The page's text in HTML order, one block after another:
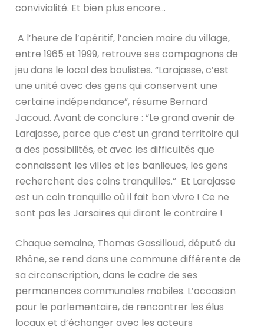
convivialité. Et bien plus encore…
A l’heure de l’apéritif, l’ancien maire du village,
entre 1965 et 1999, retrouve ses compagnons de
jeu dans le local des boulistes. “Larajasse, c’est
une unité avec des gens qui conservent une
certaine indépendance”, résume Bernard
Jacoud. Avant de conclure : “Le grand avenir de
Larajasse, parce que c’est un grand territoire qui
a des possibilités, et avec les difficultés que
connaissent les villes et les banlieues, les gens
recherchent des coins tranquilles.” Et Larajasse
est un coin tranquille où il fait bon vivre ! Ce ne
sont pas les Jarsaires qui diront le contraire !
Chaque semaine, Thomas Gassilloud, député du
Rhône, se rend dans une commune différente de
sa circonscription, dans le cadre de ses
permanences communales mobiles. L’occasion
pour le parlementaire, de rencontrer les élus
locaux et d’échanger avec les acteurs